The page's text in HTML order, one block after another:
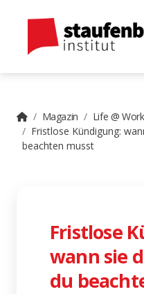
Magazin
Life @ Work
Fristlose Kündigung:
beachten musst
Fristlose
wann sie
du